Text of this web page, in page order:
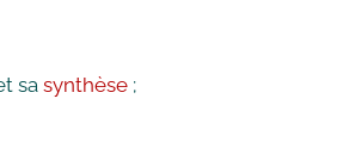
sasynthèse ;